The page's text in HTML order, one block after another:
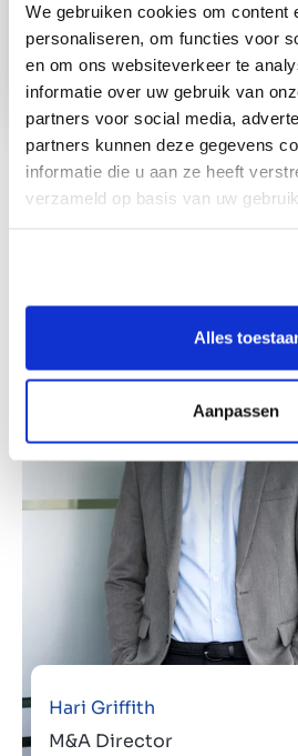
We gebruiken cookies om content
personaliseren, om functies voor
en om ons websiteverkeer te
informatie over uw gebruik van
partners voor social media,
partners kunnen deze gegevens
informatie die u aan ze heeft
verzameld op basis van uw
Alles
Aanpassen
Inni współpracownicy
Hari Griffith
M&A Director